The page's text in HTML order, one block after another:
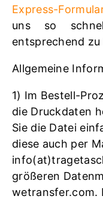
Express-
uns so
entsprechend
Allgemeine
1) Im Bestell-
die Druckdaten
Sie die Datei
diese auch per
größeren
wetransfer.com.